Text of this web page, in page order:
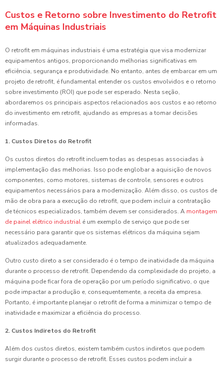
Custos e Retorno sobre Investimento do Retrofit
em Máquinas Industriais
O retrofit em máquinas industriais é uma estratégia que visa modernizar
equipamentos antigos, proporcionando melhorias significativas em
eficiência, segurança e produtividade. No entanto, antes de embarcar em um
projeto de retrofit, é fundamental entender os custos envolvidos e o retorno
sobre investimento (ROI) que pode ser esperado. Nesta seção,
abordaremos os principais aspectos relacionados aos custos e ao retorno
do investimento em retrofit, ajudando as empresas a tomar decisões
informadas.
1. Custos Diretos do Retrofit
Os custos diretos do retrofit incluem todas as despesas associadas à
implementação das melhorias. Isso pode englobar a aquisição de novos
componentes, como motores, sistemas de controle, sensores e outros
equipamentos necessários para a modernização. Além disso, os custos de
mão de obra para a execução do retrofit, que podem incluir a contratação
de técnicos especializados, também devem ser considerados. A montagem
de painel elétrico industrial é um exemplo de serviço que pode ser
necessário para garantir que os sistemas elétricos da máquina sejam
atualizados adequadamente.
Outro custo direto a ser considerado é o tempo de inatividade da máquina
durante o processo de retrofit. Dependendo da complexidade do projeto, a
máquina pode ficar fora de operação por um período significativo, o que
pode impactar a produção e, consequentemente, a receita da empresa.
Portanto, é importante planejar o retrofit de forma a minimizar o tempo de
inatividade e maximizar a eficiência do processo.
2. Custos Indiretos do Retrofit
Além dos custos diretos, existem também custos indiretos que podem
surgir durante o processo de retrofit. Esses custos podem incluir a